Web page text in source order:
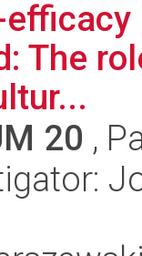
The
20 ,